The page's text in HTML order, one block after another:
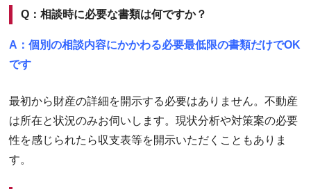
Q：相談時に必要な書類は何ですか？
A：個別の相談内容にかかわる必要最低限の書類だけでOK
です
最初から財産の詳細を開示する必要はありません。不動産
は所在と状況のみお伺いします。現状分析や対策案の必要
性を感じられたら収支表等を開示いただくこともありま
す。